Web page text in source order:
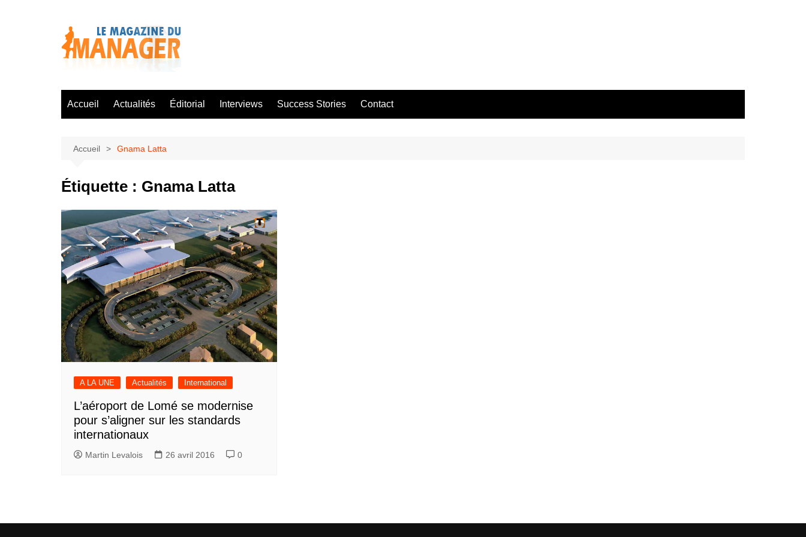
Accueil Actualités Éditorial Interviews Success Stories Contact
Accueil Gnama Latta
Étiquette : Gnama Latta
A LA UNE Actualités International
L’aéroport de Lomé se modernise
pour s’aligner sur les standards
internationaux
Martin Levalois 26 avril 2016 0